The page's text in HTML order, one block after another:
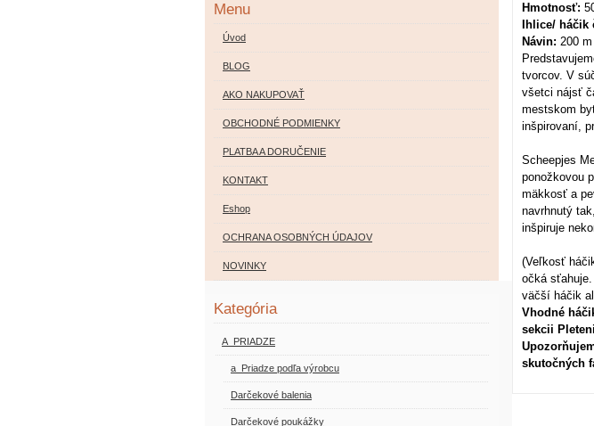
Hmotnosť:
Ihlice/ háčik
Návin: 200 m
tvorcov. V
všetci nájsť
mestskom
inšpirovaní,
Scheepjes
ponožkovou
mäkkosť a
navrhnutý
inšpiruje
(Veľkosť
očká
väčší háčik
Vhodné
sekcii
skutočných
Menu
Úvod
BLOG
AKO NAKUPOVAŤ
OBCHODNÉ PODMIENKY
PLATBA A DORUČENIE
KONTAKT
Eshop
OCHRANA OSOBNÝCH ÚDAJOV
NOVINKY
Kategória
A_PRIADZE
a_Priadze podľa výrobcu
Darčekové balenia
Darčekové poukážky